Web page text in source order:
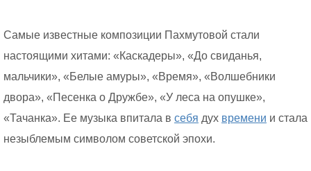
Самые известные композиции Пахмутовой стали
настоящими хитами: «Каскадеры», «До свиданья,
мальчики», «Белые амуры», «Время», «Волшебники
двора», «Песенка о Дружбе», «У леса на опушке»,
«Тачанка». Ее музыка впитала в себя дух времени и стала
незыблемым символом советской эпохи.